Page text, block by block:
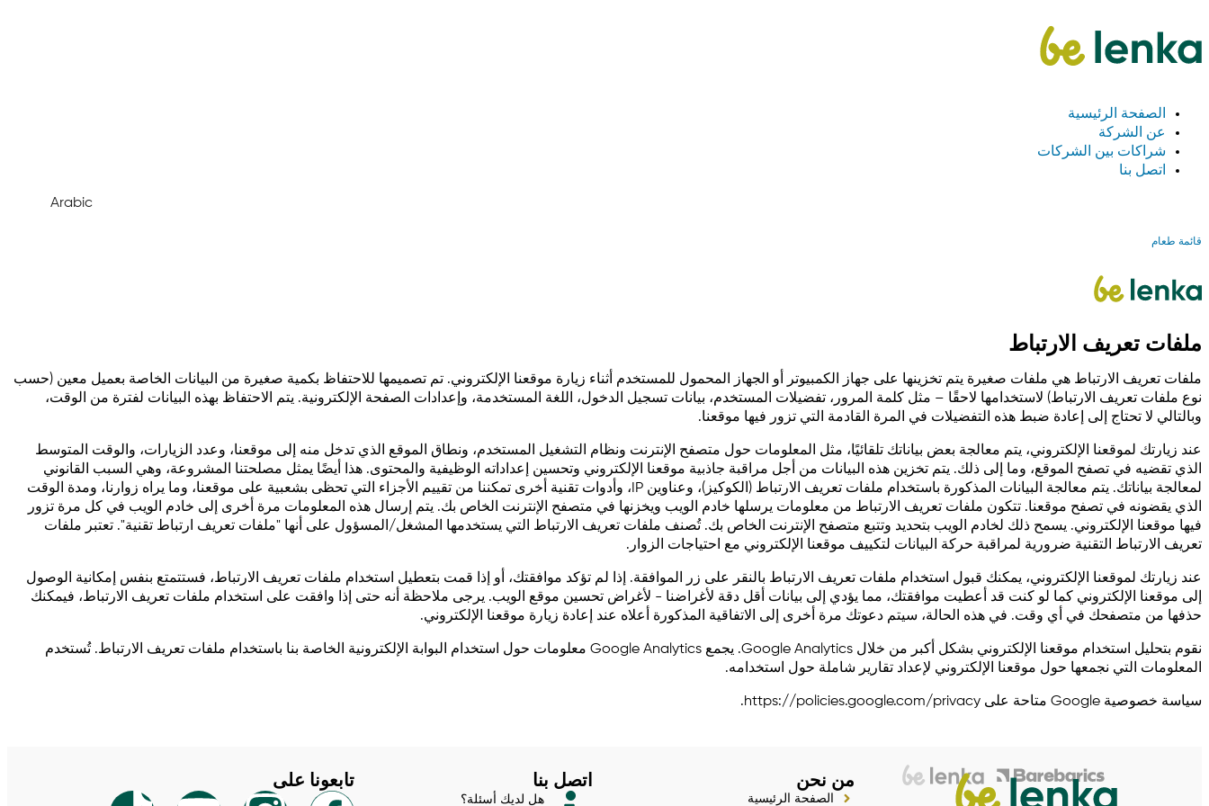
الصفحة الرئيسية
عن الشركة
شراكات بين الشركات
اتصل بنا
Arabic
قائمة طعام
ملفات تعريف الارتباط
ملفات تعريف الارتباط هي ملفات صغيرة يتم تخزينها على جهاز الكمبيوتر أو الجهاز المحمول للمستخدم أثناء زيارة موقعنا الإلكتروني. تم تصميمها للاحتفاظ بكمية صغيرة من البيانات الخاصة بعميل معين (حسب
نوع ملفات تعريف الارتباط) لاستخدامها لاحقًا – مثل كلمة المرور، تفضيلات المستخدم، بيانات تسجيل الدخول، اللغة المستخدمة، وإعدادات الصفحة الإلكترونية. يتم الاحتفاظ بهذه البيانات لفترة من الوقت،
وبالتالي لا تحتاج إلى إعادة ضبط هذه التفضيلات في المرة القادمة التي تزور فيها موقعنا.
عند زيارتك لموقعنا الإلكتروني، يتم معالجة بعض بياناتك تلقائيًا، مثل المعلومات حول متصفح الإنترنت ونظام التشغيل المستخدم، ونطاق الموقع الذي تدخل منه إلى موقعنا، وعدد الزيارات، والوقت المتوسط
الذي تقضيه في تصفح الموقع، وما إلى ذلك. يتم تخزين هذه البيانات من أجل مراقبة جاذبية موقعنا الإلكتروني وتحسين إعداداته الوظيفية والمحتوى. هذا أيضًا يمثل مصلحتنا المشروعة، وهي السبب القانوني
لمعالجة بياناتك. يتم معالجة البيانات المذكورة باستخدام ملفات تعريف الارتباط (الكوكيز)، وعناوين IP، وأدوات تقنية أخرى تمكننا من تقييم الأجزاء التي تحظى بشعبية على موقعنا، وما يراه زوارنا، ومدة الوقت
الذي يقضونه في تصفح موقعنا. تتكون ملفات تعريف الارتباط من معلومات يرسلها خادم الويب ويخزنها في متصفح الإنترنت الخاص بك. يتم إرسال هذه المعلومات مرة أخرى إلى خادم الويب في كل مرة تزور
فيها موقعنا الإلكتروني. يسمح ذلك لخادم الويب بتحديد وتتبع متصفح الإنترنت الخاص بك. تُصنف ملفات تعريف الارتباط التي يستخدمها المشغل/المسؤول على أنها "ملفات تعريف ارتباط تقنية". تعتبر ملفات
تعريف الارتباط التقنية ضرورية لمراقبة حركة البيانات لتكييف موقعنا الإلكتروني مع احتياجات الزوار.
عند زيارتك لموقعنا الإلكتروني، يمكنك قبول استخدام ملفات تعريف الارتباط بالنقر على زر الموافقة. إذا لم تؤكد موافقتك، أو إذا قمت بتعطيل استخدام ملفات تعريف الارتباط، فستتمتع بنفس إمكانية الوصول
إلى موقعنا الإلكتروني كما لو كنت قد أعطيت موافقتك، مما يؤدي إلى بيانات أقل دقة لأغراضنا - لأغراض تحسين موقع الويب. يرجى ملاحظة أنه حتى إذا وافقت على استخدام ملفات تعريف الارتباط، فيمكنك
حذفها من متصفحك في أي وقت. في هذه الحالة، سيتم دعوتك مرة أخرى إلى الاتفاقية المذكورة أعلاه عند إعادة زيارة موقعنا الإلكتروني.
نقوم بتحليل استخدام موقعنا الإلكتروني بشكل أكبر من خلال Google Analytics. يجمع Google Analytics معلومات حول استخدام البوابة الإلكترونية الخاصة بنا باستخدام ملفات تعريف الارتباط. تُستخدم
المعلومات التي نجمعها حول موقعنا الإلكتروني لإعداد تقارير شاملة حول استخدامه.
سياسة خصوصية Google متاحة على https://policies.google.com/privacy.
من نحن
الصفحة الرئيسية
اتصل بنا
هل لديك أسئلة؟
تابعونا على